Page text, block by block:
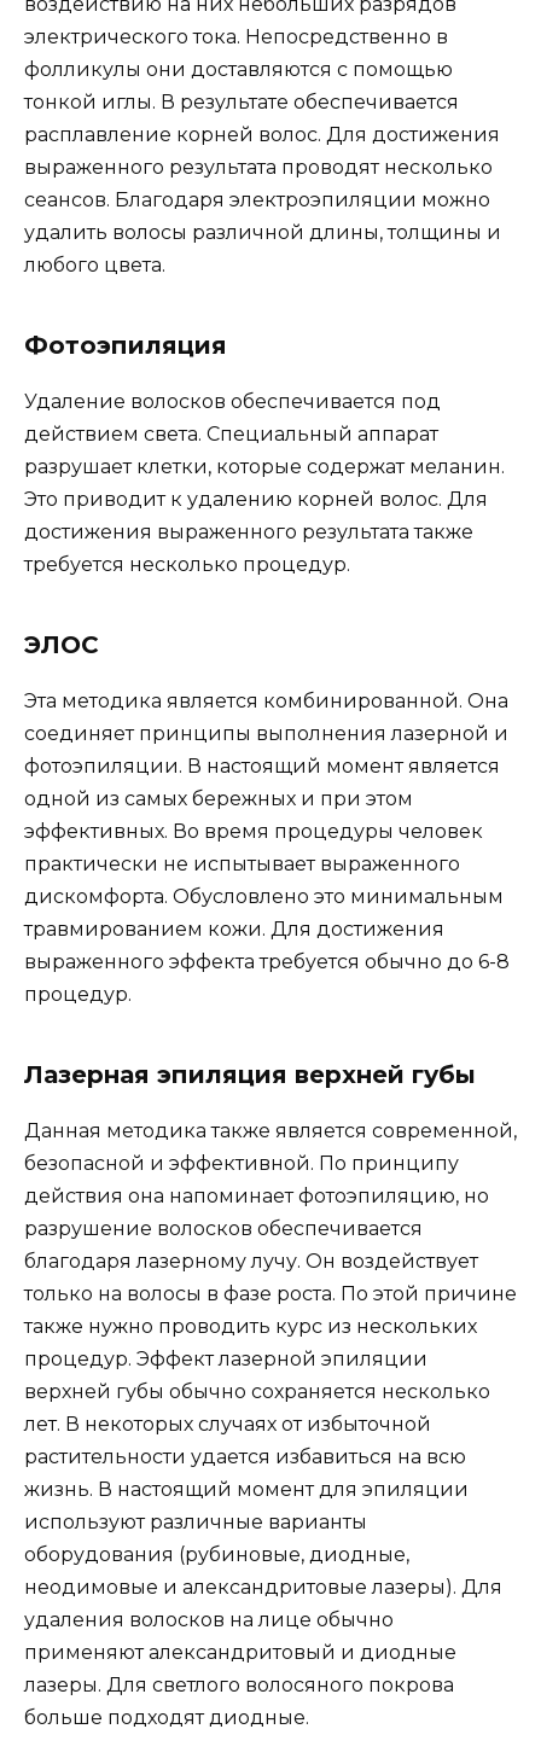
электрического тока. Непосредственно в
фолликулы они доставляются с помощью
тонкой иглы. В результате обеспечивается
расплавление корней волос. Для достижения
выраженного результата проводят несколько
сеансов. Благодаря электроэпиляции можно
удалить волосы различной длины, толщины и
любого цвета.
Фотоэпиляция
Удаление волосков обеспечивается под
действием света. Специальный аппарат
разрушает клетки, которые содержат меланин.
Это приводит к удалению корней волос. Для
достижения выраженного результата также
требуется несколько процедур.
ЭЛОС
Эта методика является комбинированной. Она
соединяет принципы выполнения лазерной и
фотоэпиляции. В настоящий момент является
одной из самых бережных и при этом
эффективных. Во время процедуры человек
практически не испытывает выраженного
дискомфорта. Обусловлено это минимальным
травмированием кожи. Для достижения
выраженного эффекта требуется обычно до 6-8
процедур.
Лазерная эпиляция верхней губы
Данная методика также является современной,
безопасной и эффективной. По принципу
действия она напоминает фотоэпиляцию, но
разрушение волосков обеспечивается
благодаря лазерному лучу. Он воздействует
только на волосы в фазе роста. По этой причине
также нужно проводить курс из нескольких
процедур. Эффект лазерной эпиляции
верхней губы обычно сохраняется несколько
лет. В некоторых случаях от избыточной
растительности удается избавиться на всю
жизнь. В настоящий момент для эпиляции
используют различные варианты
оборудования (рубиновые, диодные,
неодимовые и александритовые лазеры). Для
удаления волосков на лице обычно
применяют александритовый и диодные
лазеры. Для светлого волосяного покрова
больше подходят диодные.